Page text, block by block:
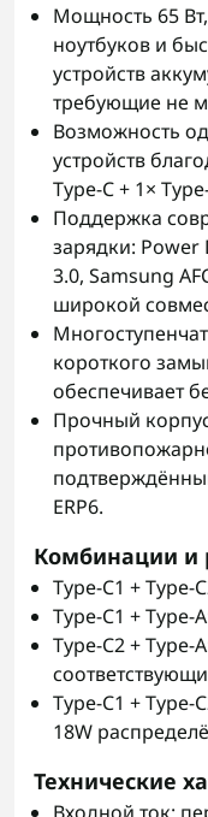
Мощность 65
ноутбуков и
устройств
требующие не
Возможность
устройств
Type-C + 1×
Поддержка
зарядки: Power
3.0, Samsung
широкой
короткого
обеспечивает
Прочный
ERP6.
Комбинации и
Type-C1 + Type-
Type-C1 + Type-
Type-C2 + Type-
Type-C1 + Type-
18W
Технические